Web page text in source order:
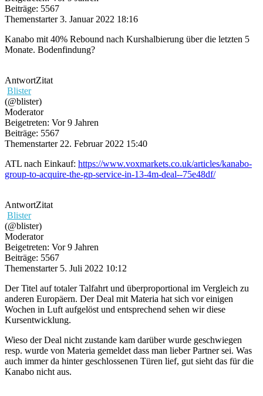
Beiträge: 5567
Themenstarter 3. Januar 2022 18:16
Kanabo mit 40% Rebound nach Kurshalbierung über die letzten 5
Monate. Bodenfindung?
AntwortZitat
Blister
(@blister)
Moderator
Beigetreten: Vor 9 Jahren
Beiträge: 5567
Themenstarter 22. Februar 2022 15:40
ATL nach Einkauf: https://www.voxmarkets.co.uk/articles/kanabo-
group-to-acquire-the-gp-service-in-13-4m-deal--75e48df/
AntwortZitat
Blister
(@blister)
Moderator
Beigetreten: Vor 9 Jahren
Beiträge: 5567
Themenstarter 5. Juli 2022 10:12
Der Titel auf totaler Talfahrt und überproportional im Vergleich zu
anderen Europäern. Der Deal mit Materia hat sich vor einigen
Wochen in Luft aufgelöst und entsprechend sehen wir diese
Kursentwicklung.
Wieso der Deal nicht zustande kam darüber wurde geschwiegen
resp. wurde von Materia gemeldet dass man lieber Partner sei. Was
auch immer da hinter geschlossenen Türen lief, gut sieht das für die
Kanabo nicht aus.